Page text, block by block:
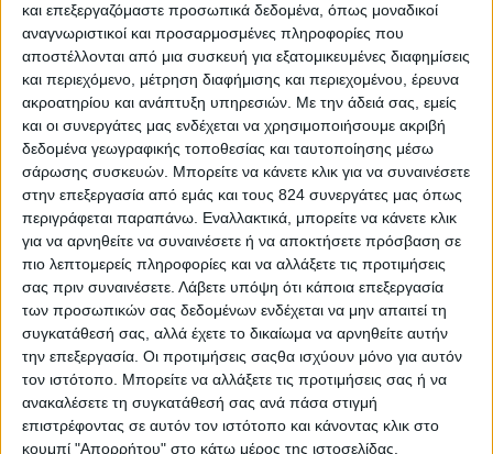
και επεξεργαζόμαστε προσωπικά δεδομένα, όπως μοναδικοί
αναγνωριστικοί και προσαρμοσμένες πληροφορίες που
αποστέλλονται από μια συσκευή για εξατομικευμένες διαφημίσεις
και περιεχόμενο, μέτρηση διαφήμισης και περιεχομένου, έρευνα
ακροατηρίου και ανάπτυξη υπηρεσιών. Με την άδειά σας, εμείς
και οι συνεργάτες μας ενδέχεται να χρησιμοποιήσουμε ακριβή
δεδομένα γεωγραφικής τοποθεσίας και ταυτοποίησης μέσω
σάρωσης συσκευών. Μπορείτε να κάνετε κλικ για να συναινέσετε
στην επεξεργασία από εμάς και τους 824 συνεργάτες μας όπως
περιγράφεται παραπάνω. Εναλλακτικά, μπορείτε να κάνετε κλικ
για να αρνηθείτε να συναινέσετε ή να αποκτήσετε πρόσβαση σε
πιο λεπτομερείς πληροφορίες και να αλλάξετε τις προτιμήσεις
σας πριν συναινέσετε. Λάβετε υπόψη ότι κάποια επεξεργασία
των προσωπικών σας δεδομένων ενδέχεται να μην απαιτεί τη
συγκατάθεσή σας, αλλά έχετε το δικαίωμα να αρνηθείτε αυτήν
την επεξεργασία. Οι προτιμήσεις σαςθα ισχύουν μόνο για αυτόν
τον ιστότοπο. Μπορείτε να αλλάξετε τις προτιμήσεις σας ή να
ανακαλέσετε τη συγκατάθεσή σας ανά πάσα στιγμή
επιστρέφοντας σε αυτόν τον ιστότοπο και κάνοντας κλικ στο
κουμπί "Απορρήτου" στο κάτω μέρος της ιστοσελίδας.
Υγεία, διατροφή & lifestyle
Διατροφή 2.0: τα τρόφιμα του μέλλοντος